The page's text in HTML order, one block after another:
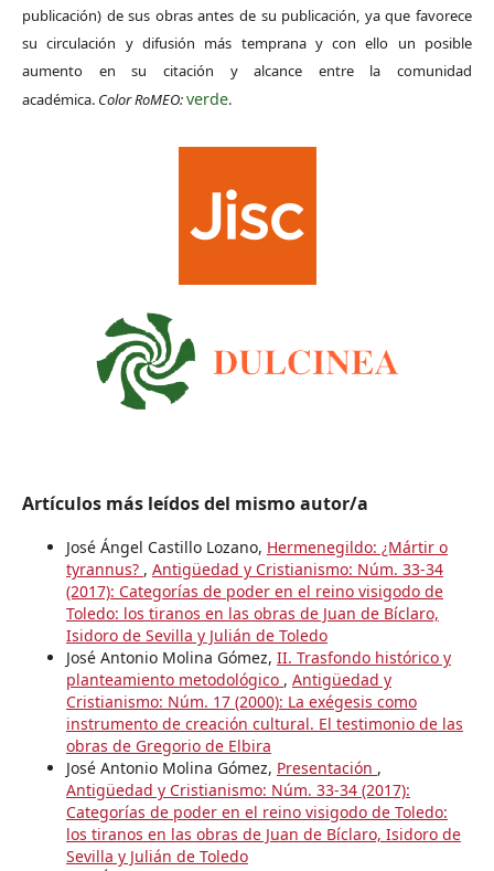
publicación) de sus obras antes de su publicación, ya que favorece
su circulación y difusión más temprana y con ello un posible
aumento en su citación y alcance entre la comunidad
académica. Color RoMEO:verde.
Artículos más leídos del mismo autor/a
José Ángel Castillo Lozano, Hermenegildo: ¿Mártir o
tyrannus? , Antigüedad y Cristianismo: Núm. 33-34
(2017): Categorías de poder en el reino visigodo de
Toledo: los tiranos en las obras de Juan de Bíclaro,
Isidoro de Sevilla y Julián de Toledo
José Antonio Molina Gómez, II. Trasfondo histórico y
planteamiento metodológico , Antigüedad y
Cristianismo: Núm. 17 (2000): La exégesis como
instrumento de creación cultural. El testimonio de las
obras de Gregorio de Elbira
José Antonio Molina Gómez, Presentación ,
Antigüedad y Cristianismo: Núm. 33-34 (2017):
Categorías de poder en el reino visigodo de Toledo:
los tiranos en las obras de Juan de Bíclaro, Isidoro de
Sevilla y Julián de Toledo